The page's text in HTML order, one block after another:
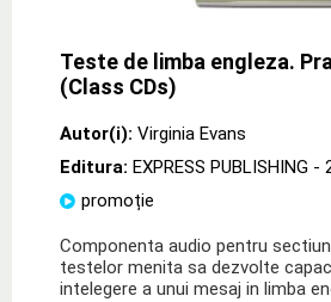
Teste de limba engleza.
(Class CDs)
Autor(i): Virginia Evans
Editura: EXPRESS PUBLISHING -
promoție
Componenta audio pentru
testelor menita sa dezvolte
intelegere a unui mesaj in limba